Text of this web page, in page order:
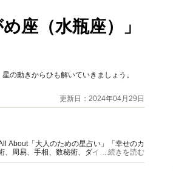
座（水瓶座）」
の動きからひも解いていきましょう。
更新日：2024年04月29日
About「大人のための星占い」「幸せのカ
、周易、手相、数秘術、ダイスやカード占
...続きを読む